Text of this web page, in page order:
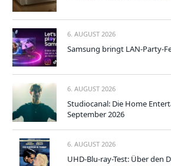
6. AUGUST 2026
Samsung bringt LAN-Party-
6. AUGUST 2026
Studiocanal: Die Home
September 2026
6. AUGUST 2026
UHD-Blu-ray-Test: Über den